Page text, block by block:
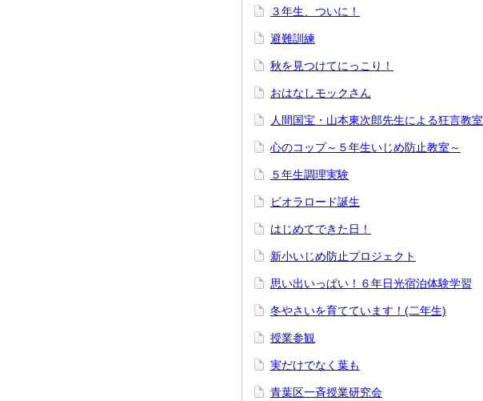
３年生、ついに！
避難訓練
秋を見つけてにっこり！
おはなしモックさん
人間国宝・山本東次郎先生による狂言教室
心のコップ～５年生いじめ防止教室～
５年生調理実験
ビオラロード誕生
はじめてできた日！
新小いじめ防止プロジェクト
思い出いっぱい！６年日光宿泊体験学習
冬やさいを育てています！(二年生)
授業参観
実だけでなく葉も
青葉区一斉授業研究会